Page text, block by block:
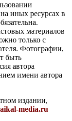
иных ресурсах в
материалов
только с
Фотографии,
быть
автора
имени автора
издании,
media.ru